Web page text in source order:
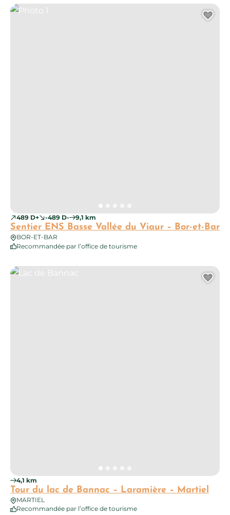
489 D+ -489 D- 9,1 km
Sentier ENS Basse Vallée du Viaur – Bor-et-Bar
BOR-ET-BAR
Recommandée par l’office de tourisme
Photo 1
4,1 km
Tour du lac de Bannac – Laramière – Martiel
MARTIEL
Recommandée par l’office de tourisme
Lac de Bannac